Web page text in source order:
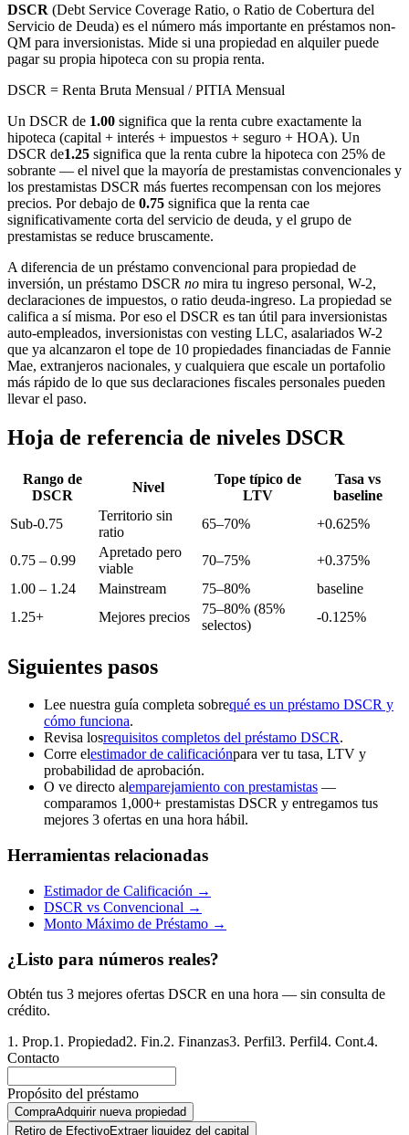
DSCR (Debt Service Coverage Ratio, o Ratio de Cobertura del
Servicio de Deuda) es el número más importante en préstamos non-
QM para inversionistas. Mide si una propiedad en alquiler puede
pagar su propia hipoteca con su propia renta.
DSCR = Renta Bruta Mensual / PITIA Mensual
Un DSCR de 1.00 significa que la renta cubre exactamente la
hipoteca (capital + interés + impuestos + seguro + HOA). Un
DSCR de1.25 significa que la renta cubre la hipoteca con 25% de
sobrante — el nivel que la mayoría de prestamistas convencionales y
los prestamistas DSCR más fuertes recompensan con los mejores
precios. Por debajo de 0.75 significa que la renta cae
significativamente corta del servicio de deuda, y el grupo de
prestamistas se reduce bruscamente.
A diferencia de un préstamo convencional para propiedad de
inversión, un préstamo DSCR no mira tu ingreso personal, W-2,
declaraciones de impuestos, o ratio deuda-ingreso. La propiedad se
califica a sí misma. Por eso el DSCR es tan útil para inversionistas
auto-empleados, inversionistas con vesting LLC, asalariados W-2
que ya alcanzaron el tope de 10 propiedades financiadas de Fannie
Mae, extranjeros nacionales, y cualquiera que escale un portafolio
más rápido de lo que sus declaraciones fiscales personales pueden
llevar el paso.
Hoja de referencia de niveles DSCR
Rango de
DSCR
Nivel
Tope típico de
LTV
Tasa vs
baseline
Sub-0.75
Territorio sin
ratio
65–70% +0.625%
0.75 – 0.99
Apretado pero
viable
70–75%
+0.375%
1.00 – 1.24
Mainstream 75–80%
baseline
1.25+
Mejores precios
75–80% (85%
selectos)
-0.125%
Siguientes pasos
Lee nuestra guía completa sobrequé es un préstamo DSCR y
cómo funciona.
Revisa losrequisitos completos del préstamo DSCR.
Corre elestimador de calificaciónpara ver tu tasa, LTV y
probabilidad de aprobación.
O ve directo alemparejamiento con prestamistas —
comparamos 1,000+ prestamistas DSCR y entregamos tus
mejores 3 ofertas en una hora hábil.
Herramientas relacionadas
Estimador de Calificación →
DSCR vs Convencional →
Monto Máximo de Préstamo →
¿Listo para números reales?
Obtén tus 3 mejores ofertas DSCR en una hora — sin consulta de
crédito.
1 . Prop.1 . Propiedad2. Fin.2. Finanzas3. Perfil3. Perfil4. Cont.4.
Contacto
Propósito del préstamo
CompraAdquirir nueva propiedad
Retiro de EfectivoExtraer liquidez del capital